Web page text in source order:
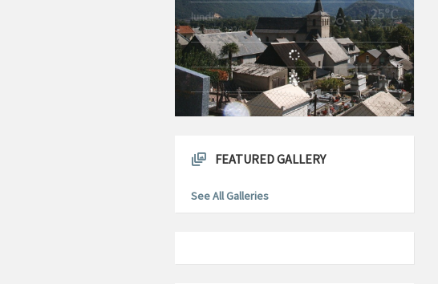
lundi
10 août 2026
25°C
2m/s
mardi
11 août 2026
28°C
2m/s
See All Galleries